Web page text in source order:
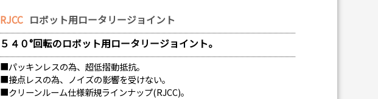
RJCC ロボット用ロータリージョイント
５４０°回転のロボット用ロータリージョイント。
■パッキンレスの為、超低摺動抵抗。
■接点レスの為、ノイズの影響を受けない。
■クリーンルーム仕様新規ラインナップ(RJCC)。